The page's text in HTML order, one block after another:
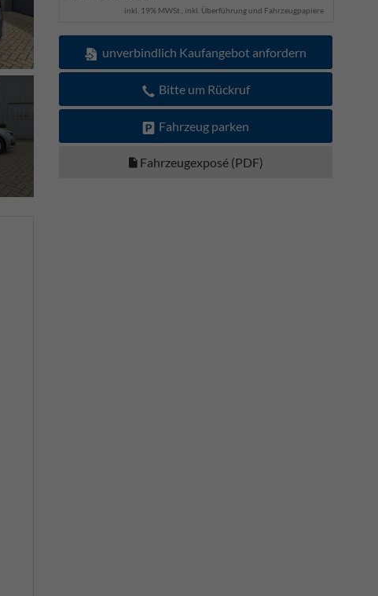
inkl. 19% MWSt., inkl. Überführung und Fahrzeugpapiere
unverbindlich Kaufangebot anfordern
Bitte um Rückruf
Fahrzeug parken
Fahrzeugexposé (PDF)